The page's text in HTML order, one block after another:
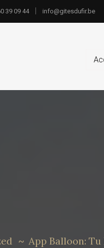
39 09 44 info@gitesdufir.be
App Balloon: